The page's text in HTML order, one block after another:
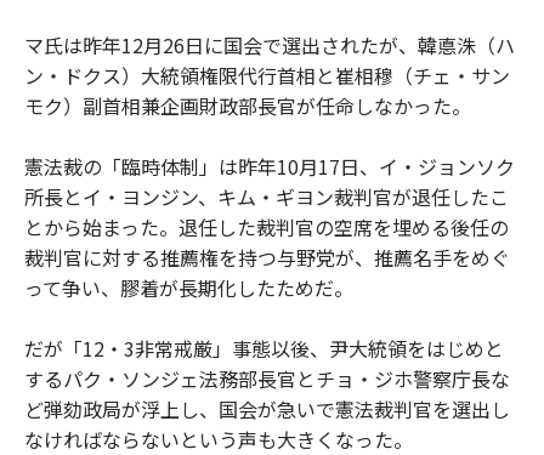
マ氏は昨年12月26日に国会で選出されたが、韓悳洙（ハ
ン・ドクス）大統領権限代行首相と崔相穆（チェ・サン
モク）副首相兼企画財政部長官が任命しなかった。
憲法裁の「臨時体制」は昨年10月17日、イ・ジョンソク
所長とイ・ヨンジン、キム・ギヨン裁判官が退任したこ
とから始まった。退任した裁判官の空席を埋める後任の
裁判官に対する推薦権を持つ与野党が、推薦名手をめぐ
って争い、膠着が長期化したためだ。
だが「12・3非常戒厳」事態以後、尹大統領をはじめと
するパク・ソンジェ法務部長官とチョ・ジホ警察庁長な
ど弾劾政局が浮上し、国会が急いで憲法裁判官を選出し
なければならないという声も大きくなった。